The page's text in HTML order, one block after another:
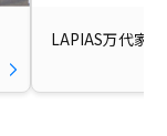
LAPIAS万代家